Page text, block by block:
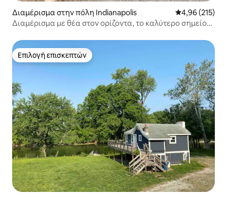
Διαμέρισμα στην πόλη Indianapolis Μέση
4,96 (215)
Διαμέρισμα με θέα στον ορίζοντα, το καλύτερο σημείο
Επιλογή επισκεπτών
Επιλογή επισκεπτών